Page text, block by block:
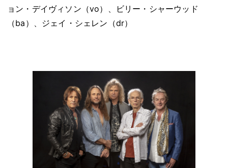
ョン・デイヴィソン（vo）、ビリー・シャーウッド
（ba）、ジェイ・シェレン（dr）